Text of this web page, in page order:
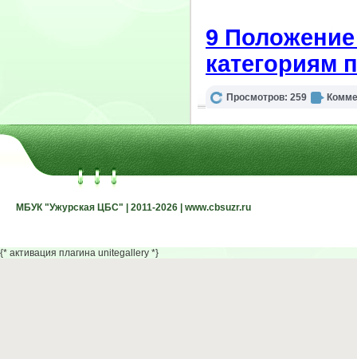
9
категориям
Просмотров: 259
МБУК "Ужурская ЦБС" | 2011-2026 | www.cbsuzr.ru
МБУК "Ужурская ЦБС" | 2011-2026 | www.cbsuzr.ru
{* активация плагина unitegallery *}